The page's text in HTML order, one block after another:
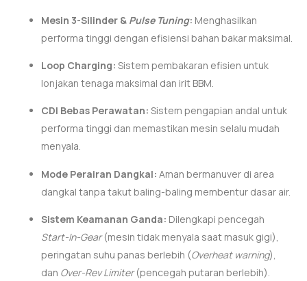
Mesin 3-Silinder & Pulse Tuning: Menghasilkan
performa tinggi dengan efisiensi bahan bakar maksimal.
Loop Charging: Sistem pembakaran efisien untuk
lonjakan tenaga maksimal dan irit BBM.
CDI Bebas Perawatan: Sistem pengapian andal untuk
performa tinggi dan memastikan mesin selalu mudah
menyala.
Mode Perairan Dangkal: Aman bermanuver di area
dangkal tanpa takut baling-baling membentur dasar air.
Sistem Keamanan Ganda: Dilengkapi pencegah
Start-In-Gear(mesin tidak menyala saat masuk gigi),
peringatan suhu panas berlebih (Overheat warning),
dan Over-Rev Limiter(pencegah putaran berlebih).